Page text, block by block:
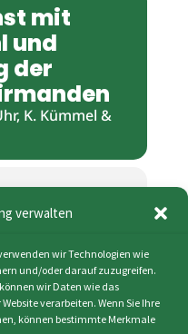
verwalten
wir Technologien wie
und/oder darauf zuzugreifen.
wir Daten wie das
verarbeiten. Wenn Sie Ihre
können bestimmte Merkmale
mit
und
der
K. Kümmel &